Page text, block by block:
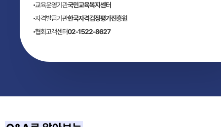
교육운영기관국민교육복지센터
자격발급기관한국자격검정평가진흥원
협회고객센터02-1522-8627